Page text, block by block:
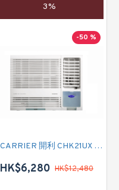
3%
-50 %
CARRIER 開利 CHK21UX 二匹半 變頻淨冷窗口式冷氣機 (附遙控)
HK$6,280 HK$12,480